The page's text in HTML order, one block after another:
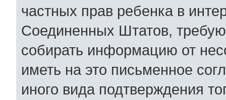
частных прав ребенка в
Соединенных Штатов,
собирать информацию от
иметь на это письменное
иного вида подтверждения